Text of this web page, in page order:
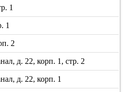
1
1
2
д. 22, корп. 1, стр. 2
д. 22, корп. 1